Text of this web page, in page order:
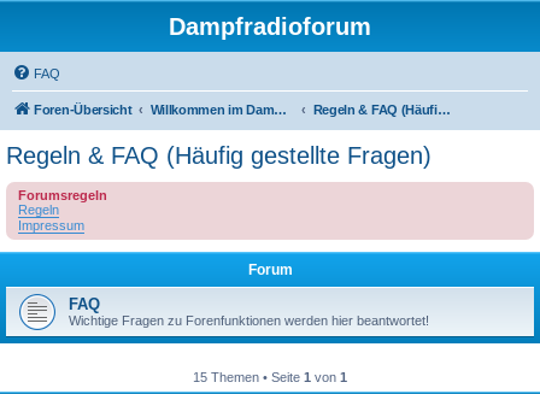
Dampfradioforum
FAQ
Foren-Übersicht Willkommen im Dampfradioforum! Regeln & FAQ (Häufig gestellte Fragen)
Regeln & FAQ (Häufig gestellte Fragen)
Forumsregeln
Regeln
Impressum
Forum
FAQ
Wichtige Fragen zu Forenfunktionen werden hier beantwortet!
15 Themen • Seite 1 von 1